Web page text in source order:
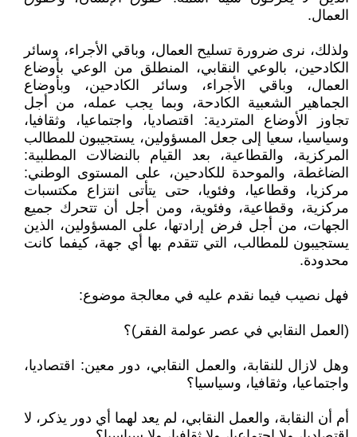
العمال.
ولذلك، نرى ضرورة تسليح العمال، وباقي الأجراء، وسائر
الكادحين، بالوعي النقابي، المنطلق من الوعي بأوضاع
العمال، وباقي الأجراء، وسائر الكادحين، وبأوضاع
الجماهير الشعبية الكادحة، وبما يجب عمله، من أجل
تجاوز الأوضاع المتردية: اقتصاديا، واجتماعيا، وثقافيا،
وسياسيا، سعيا إلى جعل المسؤولين، يستجيبون للمطالب
المركزية، والقطاعية، بعد القيام بالنضالات المطلبية:
الضاغطة، والموحدة للكادحين، على المستوى الوطني:
مركزيا، وقطاعيا، وفئويا، حتى يتأتى انتزاع مكتسبات
مركزية، وقطاعية، وفئوية، ومن أجل أن تتحرك جميع
الجهات، من أجل فرض إرادتها، على المسؤولين، الذين
يستجيبون للمطالب، التي تتقدم بها أي جهة، كيفما كانت
محدودة.
فهل نصيب فيما نقدم عليه في معالجة موضوع:
(العمل النقابي في عصر عولمة الفقر)؟
وهل لازال للنقابة، والعمل النقابي، دور معين: اقتصاديا،
واجتماعيا، وثقافيا، وسياسيا؟
أم أن النقابة، والعمل النقابي، لم يعد لهما أي دور يذكر، لا